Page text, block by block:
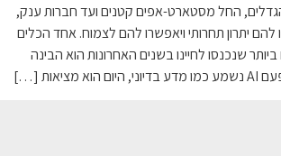
החל מסטארט-אפים קטנים ועד חברות ענק,
יתרון תחרותי ויאפשרו להם לצמוח. אחד הכלים
שנכנסו לחיינו בשנים האחרונות הוא הבינה